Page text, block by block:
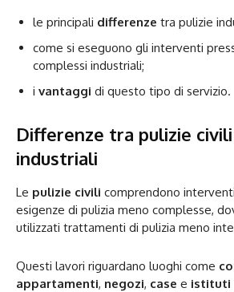
le principali differenze tra pulizie
come si eseguono gli interventi
complessi industriali;
i vantaggi di questo tipo di servizio.
Differenze tra pulizie
industriali
Le pulizie civili comprendono
esigenze di pulizia meno complesse,
utilizzati trattamenti di pulizia meno
Questi lavori riguardano luoghi come
appartamenti, negozi, case e istituti